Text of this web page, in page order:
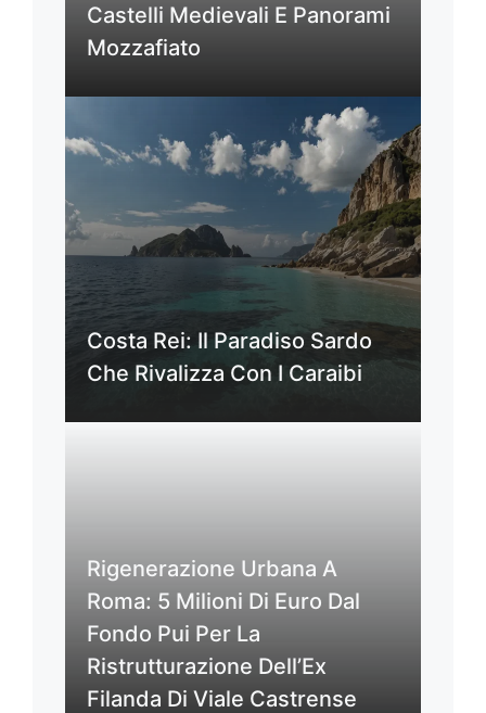
Castelli Medievali E Panorami
Mozzafiato
Costa Rei: Il Paradiso Sardo
Che Rivalizza Con I Caraibi
Rigenerazione Urbana A
Roma: 5 Milioni Di Euro Dal
Fondo Pui Per La
Ristrutturazione Dell’Ex
Filanda Di Viale Castrense